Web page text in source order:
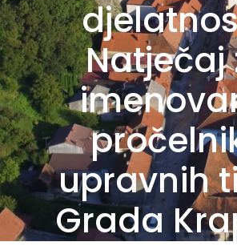
Natječaj
upravnih
Grada